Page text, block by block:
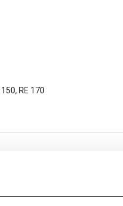
150, RE 170